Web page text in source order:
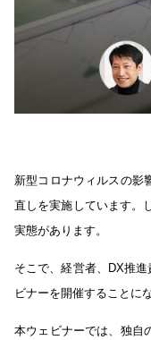
新型コロナウィルスの影
直しを実施しています。
実態があります。
そこで、経営者、DX推
ビナーを開催することに
本ウェビナーでは、独自